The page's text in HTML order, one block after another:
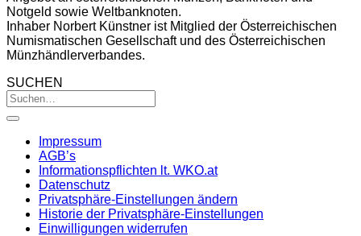
Notgeld sowie Weltbanknoten.
Inhaber Norbert Künstner ist Mitglied der Österreichischen
Numismatischen Gesellschaft und des Österreichischen
Münzhändlerverbandes.
SUCHEN
Impressum
AGB’s
Informationspflichten lt. WKO.at
Datenschutz
Privatsphäre-Einstellungen ändern
Historie der Privatsphäre-Einstellungen
Einwilligungen widerrufen